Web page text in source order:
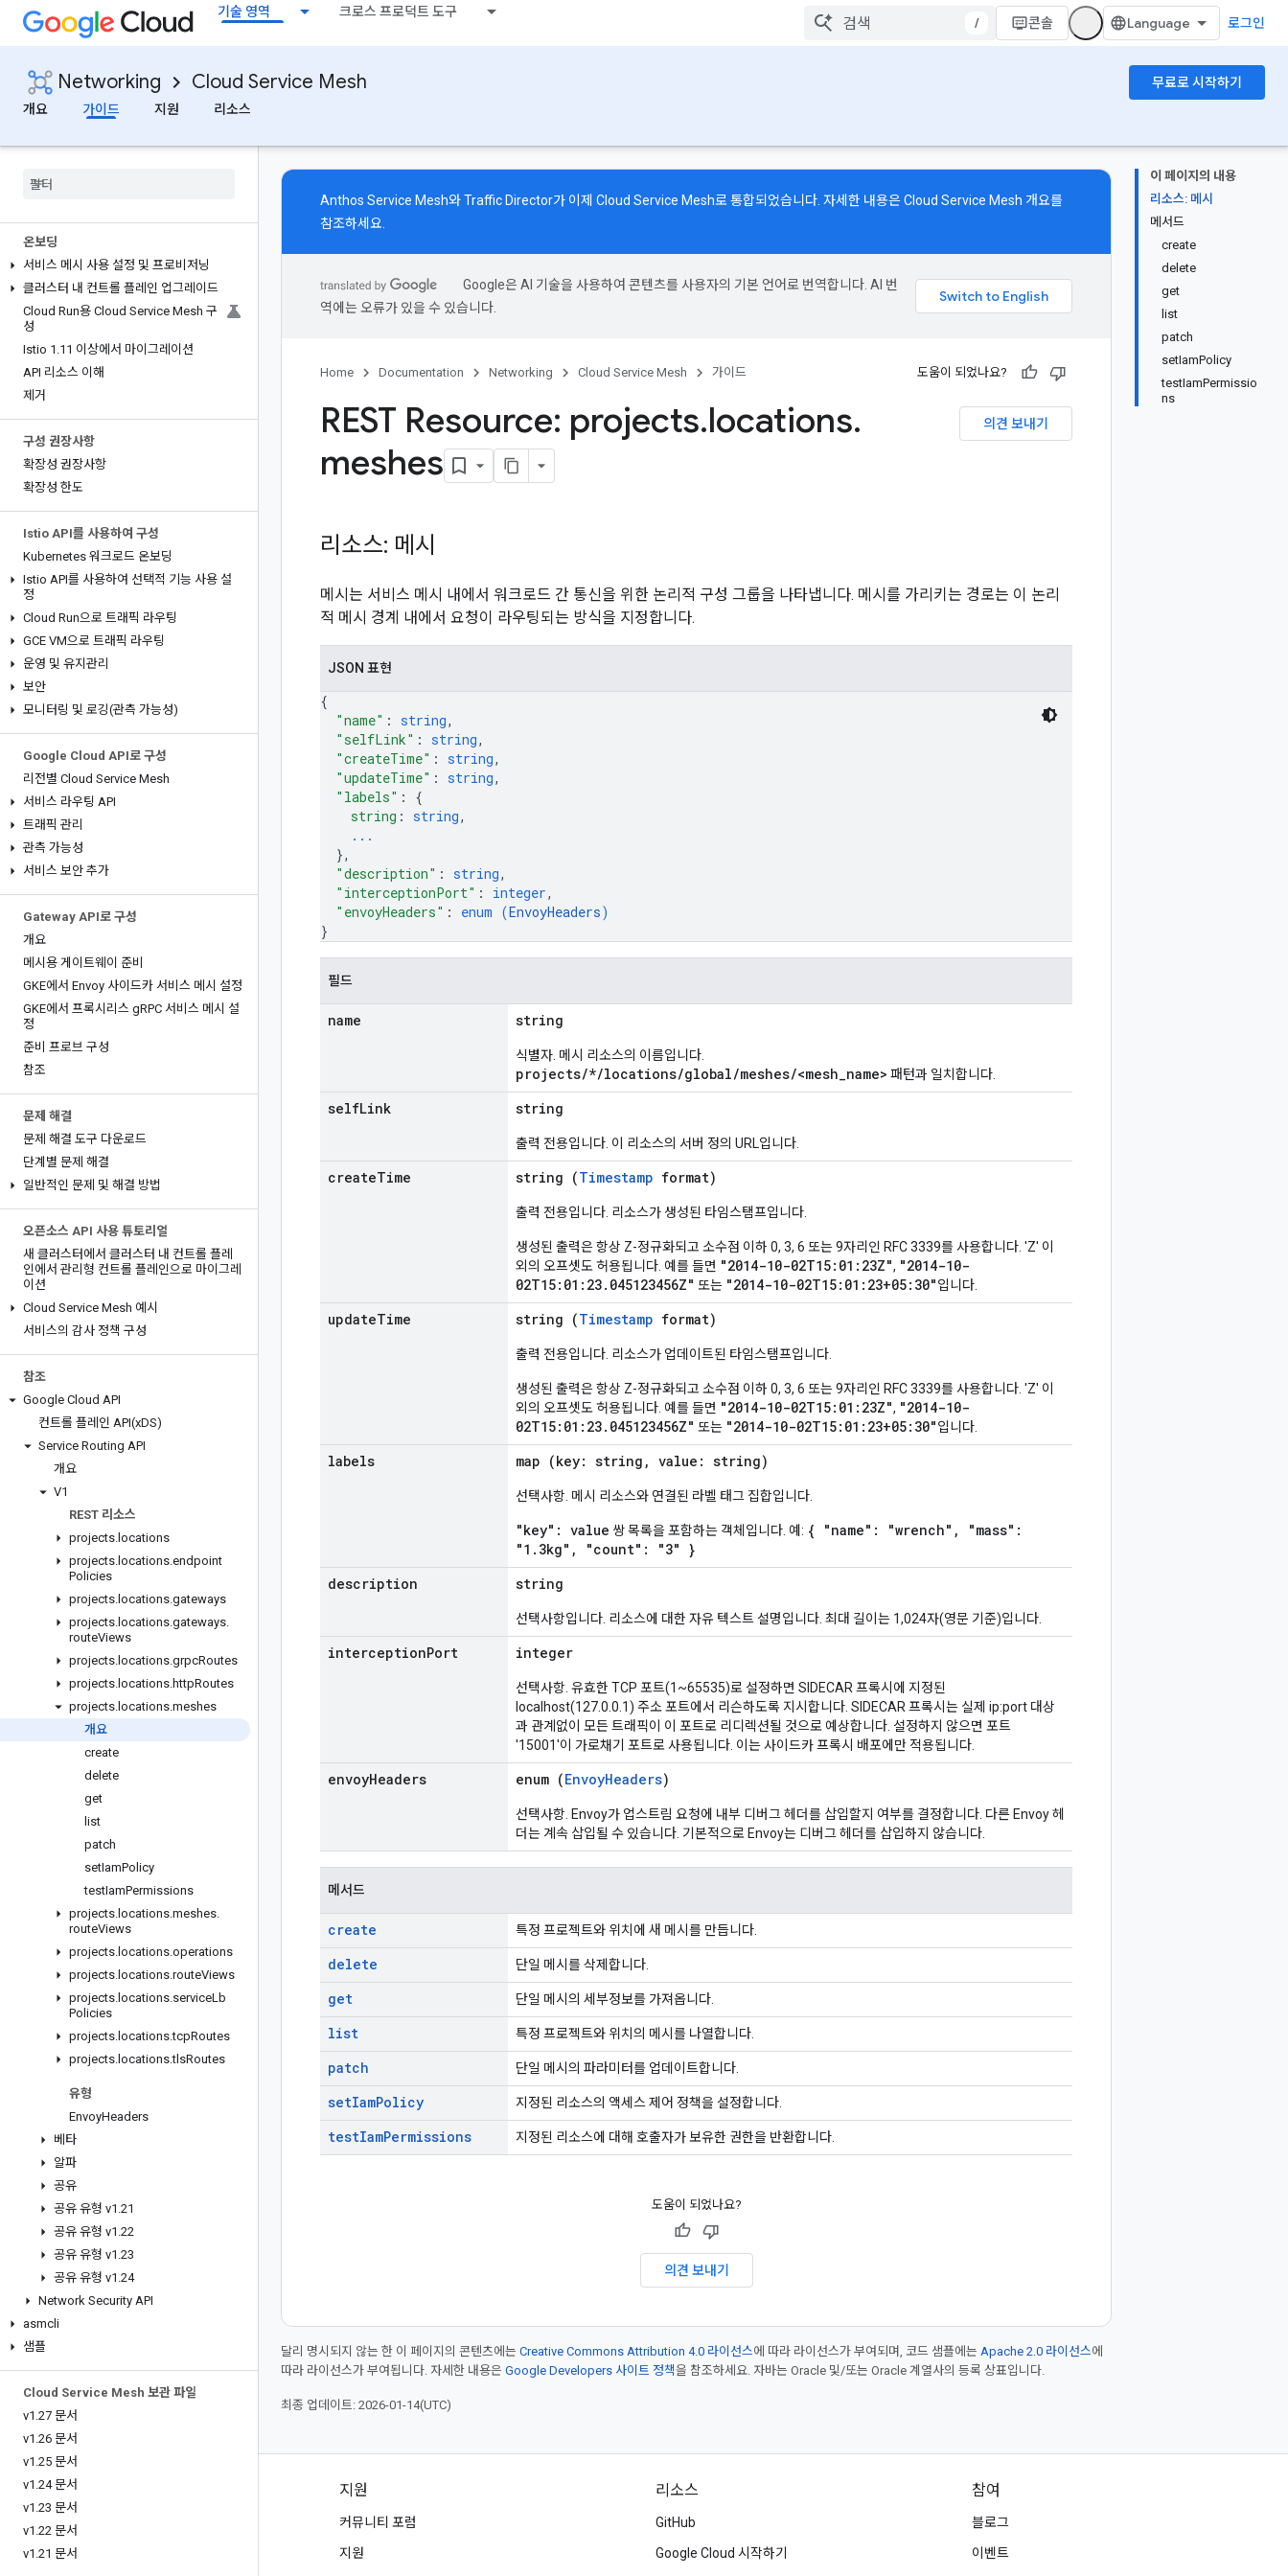
기술 영역 크로스 프로덕트 도구
/ 콘솔 로그인
Networking Cloud Service Mesh
무료로 시작하기
개요
가이드 지원 리소스
Cloud Service Mesh
기존 고객을 위한 관리형 컨트롤 플레인
온보딩
서비스 메시 사용 설정 및 프로비저닝
클러스터 내 컨트롤 플레인 업그레이드
Cloud Run용 Cloud Service Mesh 구
성
Istio 1 .11 이상에서 마이그레이션
API 리소스 이해
제거
구성 권장사항
확장성 권장사항
확장성 한도
Istio API를 사용하여 구성
Kubernetes 워크로드 온보딩
Istio API를 사용하여 선택적 기능 사용 설
정
Cloud Run으로 트래픽 라우팅
GCE VM으로 트래픽 라우팅
운영 및 유지관리
보안
모니터링 및 로깅(관측 가능성)
Google Cloud API로 구성
리전별 Cloud Service Mesh
서비스 라우팅 API
트래픽 관리
관측 가능성
서비스 보안 추가
Gateway API로 구성
개요
메시용 게이트웨이 준비
GKE에서 Envoy 사이드카 서비스 메시 설정
GKE에서 프록시리스 gRPC 서비스 메시 설
정
준비 프로브 구성
참조
문제 해결
문제 해결 도구 다운로드
단계별 문제 해결
일반적인 문제 및 해결 방법
오픈소스 API 사용 튜토리얼
새 클러스터에서 클러스터 내 컨트롤 플레
인에서 관리형 컨트롤 플레인으로 마이그레
이션
Cloud Service Mesh 예시
서비스의 감사 정책 구성
참조
Google Cloud API
컨트롤 플레인 API(xDS)
Service Routing API
개요
V1
REST 리소스
projects. locations
projects. locations.endpoint
Policies
projects. locations.gateways
projects. locations.gateways.
routeViews
projects. locations.grpcRoutes
projects. locations.httpRoutes
projects. locations.meshes
개요
create
delete
get
list
patch
setIamPolicy
testIamPermissions
projects. locations.meshes.
routeViews
projects. locations.operations
projects. locations.routeViews
projects. locations.serviceLb
Policies
projects. locations.tcpRoutes
projects. locations.tlsRoutes
유형
EnvoyHeaders
베타
알파
공유
공유 유형 v1 .21
공유 유형 v1 .22
공유 유형 v1 .23
공유 유형 v1 .24
Network Security API
asmcli
샘플
Cloud Service Mesh 보관 파일
v1 .27 문서
v1 .26 문서
v1 .25 문서
v1 .24 문서
v1 .23 문서
v1 .22 문서
v1 .21 문서
이 페이지의 내용
리소스: 메시
메서드
create
delete
get
list
patch
setIamPolicy
testIamPermissio
ns
Anthos Service Mesh와 Traffic Director가 이제 Cloud Service Mesh로 통합되었습니다. 자세한 내용은Cloud Service Mesh 개요를
참조하세요.
Google은 AI 기술을 사용하여 콘텐츠를 사용자의 기본 언어로 번역합니다. AI 번
역에는 오류가 있을 수 있습니다.
Home Documentation Networking Cloud Service Mesh 가이드 도움이 되었나요?
의견 보내기
REST Resource: projects.locations.
meshes
리소스: 메시
메시는 서비스 메시 내에서 워크로드 간 통신을 위한 논리적 구성 그룹을 나타냅니다. 메시를 가리키는 경로는 이 논리
적 메시 경계 내에서 요청이 라우팅되는 방식을 지정합니다.
JSON 표현
{
"name" : string,
"selfLink" : string,
"createTime" : string,
"updateTime" : string,
"labels" : {
string : string,
...
},
"description" : string,
"interceptionPort" : integer,
"envoyHeaders" : enum (EnvoyHeaders)
}
필드
name string
식별자. 메시 리소스의 이름입니다.
projects/*/locations/global/meshes/<mesh_name> 패턴과 일치합니다.
selfLink string
출력 전용입니다. 이 리소스의 서버 정의 URL입니다.
createTime string (Timestamp format)
출력 전용입니다. 리소스가 생성된 타임스탬프입니다.
생성된 출력은 항상 Z-정규화되고 소수점 이하 0, 3, 6 또는 9자리인 RFC 3339를 사용합니다. 'Z' 이
외의 오프셋도 허용됩니다. 예를 들면 "2014-10-02T15:01:23Z", "2014-10-
02T15:01:23.045123456Z" 또는 "2014-10-02T15:01:23+05:30"입니다.
updateTime string (Timestamp format)
출력 전용입니다. 리소스가 업데이트된 타임스탬프입니다.
생성된 출력은 항상 Z-정규화되고 소수점 이하 0, 3, 6 또는 9자리인 RFC 3339를 사용합니다. 'Z' 이
외의 오프셋도 허용됩니다. 예를 들면 "2014-10-02T15:01:23Z", "2014-10-
02T15:01:23.045123456Z" 또는 "2014-10-02T15:01:23+05:30"입니다.
labels map (key: string, value: string)
선택사항. 메시 리소스와 연결된 라벨 태그 집합입니다.
"key": value 쌍 목록을 포함하는 객체입니다. 예: { "name": "wrench", "mass":
"1.3kg", "count": "3" }
description
string
선택사항입니다. 리소스에 대한 자유 텍스트 설명입니다. 최대 길이는 1,024자(영문 기준)입니다.
interceptionPort integer
선택사항. 유효한 TCP 포트(1~65535)로 설정하면 SIDECAR 프록시에 지정된
localhost(127.0.0.1) 주소 포트에서 리슨하도록 지시합니다. SIDECAR 프록시는 실제 ip:port 대상
과 관계없이 모든 트래픽이 이 포트로 리디렉션될 것으로 예상합니다. 설정하지 않으면 포트
'15001'이 가로채기 포트로 사용됩니다. 이는 사이드카 프록시 배포에만 적용됩니다.
envoyHeaders enum (EnvoyHeaders)
선택사항. Envoy가 업스트림 요청에 내부 디버그 헤더를 삽입할지 여부를 결정합니다. 다른 Envoy 헤
더는 계속 삽입될 수 있습니다. 기본적으로 Envoy는 디버그 헤더를 삽입하지 않습니다.
메서드
create 특정 프로젝트와 위치에 새 메시를 만듭니다.
delete 단일 메시를 삭제합니다.
get 단일 메시의 세부정보를 가져옵니다.
list 특정 프로젝트와 위치의 메시를 나열합니다.
patch 단일 메시의 파라미터를 업데이트합니다.
setIamPolicy 지정된 리소스의 액세스 제어 정책을 설정합니다.
testIamPermissions 지정된 리소스에 대해 호출자가 보유한 권한을 반환합니다.
도움이 되었나요?
의견 보내기
달리 명시되지 않는 한 이 페이지의 콘텐츠에는 Creative Commons Attribution 4.0 라이선스에 따라 라이선스가 부여되며, 코드 샘플에는 Apache 2.0 라이선스에
따라 라이선스가 부여됩니다. 자세한 내용은 Google Developers 사이트 정책을 참조하세요. 자바는 Oracle 및/또는 Oracle 계열사의 등록 상표입니다.
최종 업데이트: 2026-01-14(UTC)
제품 및 가격 책정
모든 제품 보기
Google Cloud 가격 책정
지원
커뮤니티 포럼
지원
리소스
GitHub
Google Cloud 시작하기
참여
블로그
이벤트